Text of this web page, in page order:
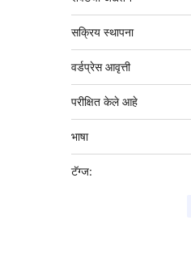
सक्रिय स्थापना
वर्डप्रेस आवृत्ती
परीक्षित केले आहे
भाषा
टॅग्ज: